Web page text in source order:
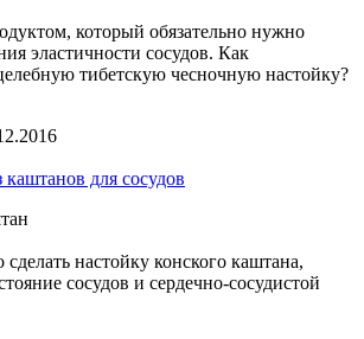
который обязательно нужно
эластичности сосудов. Как
тибетскую чесночную настойку?
для сосудов
сделать настойку конского каштана,
сосудов и сердечно-сосудистой